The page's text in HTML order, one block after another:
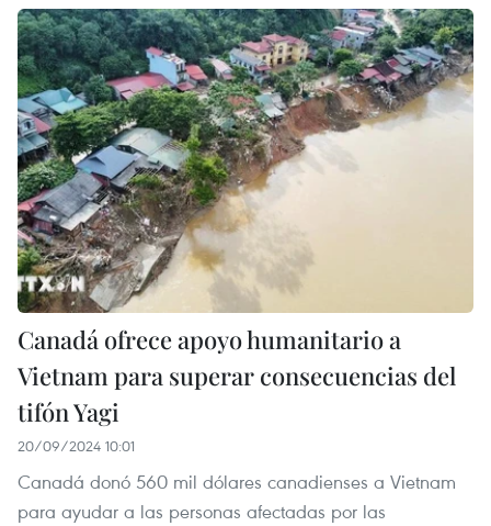
Canadá ofrece apoyo humanitario a
Vietnam para superar consecuencias del
tifón Yagi
20/09/2024 10:01
Canadá donó 560 mil dólares canadienses a Vietnam
para ayudar a las personas afectadas por las